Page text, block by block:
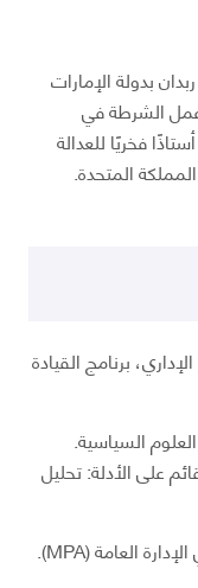
بدولة الإمارات
عمل الشرطة في
فخريًا للعدالة
المتحدة.
الإداري، برنامج القيادة
العلوم السياسية.
على الأدلة: تحليل